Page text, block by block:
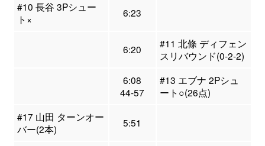
#10 長谷 3Pシュー
ト×
6:23
6:20
#11 北條 ディフェン
スリバウンド(0-2-2)
6:08
44-57
#13 エブナ 2Pシュ
ート○(26点)
#17 山田 ターンオー
バー(2本)
5:51